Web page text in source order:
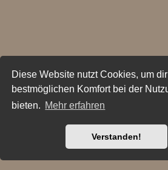
Diese Website nutzt Cookies, um
bestmöglichen Komfort bei der
bieten. Mehr erfahren
Verstanden!